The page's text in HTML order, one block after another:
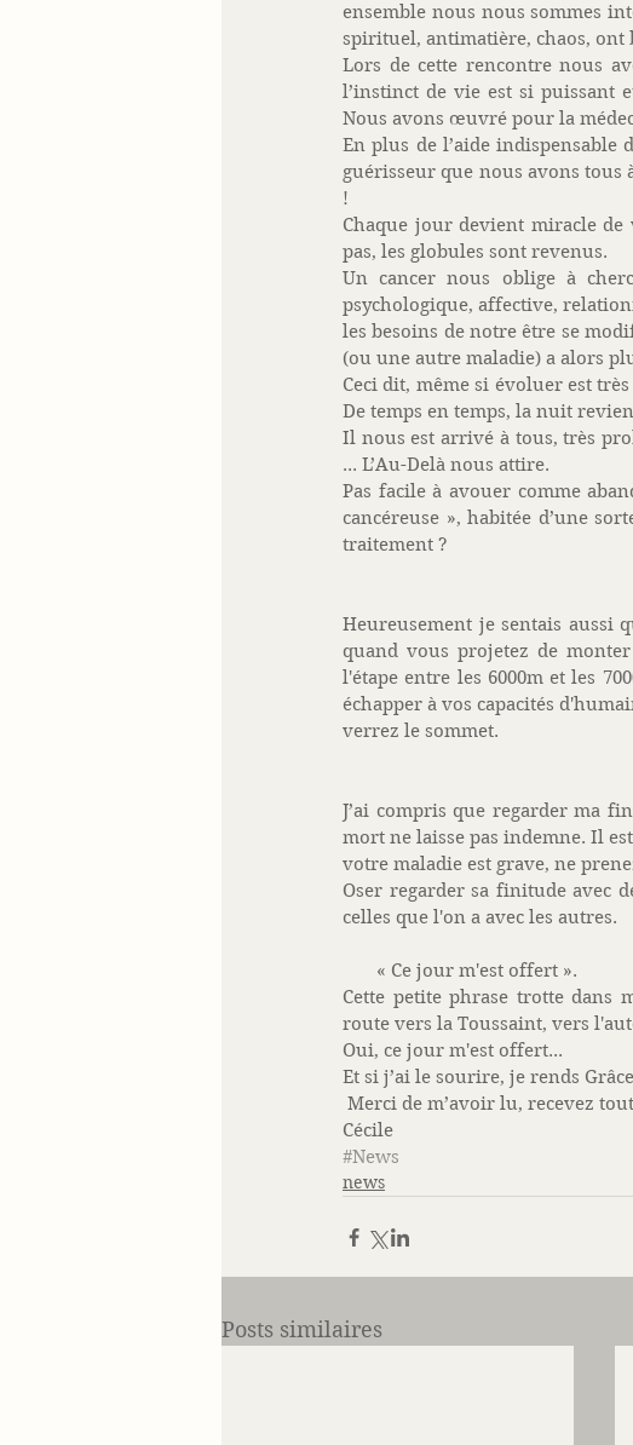
ensemble nous nous sommes
spirituel, antimatière, chaos, ont
Lors de cette rencontre nous
l’instinct de vie est si puissant
Nous avons œuvré pour la
En plus de l’aide indispensable
guérisseur que nous avons tous
!
Chaque jour devient miracle
pas, les globules sont revenus.
Un cancer nous oblige à
psychologique, affective,
les besoins de notre être se
(ou une autre maladie) a alors
Ceci dit, même si évoluer est
De temps en temps, la nuit
Il nous est arrivé à tous, très
... L’Au-Delà nous attire.
Pas facile à avouer comme
cancéreuse », habitée d’une
traitement ?
Heureusement je sentais aussi
quand vous projetez de
l'étape entre les 6000m et les
échapper à vos capacités
verrez le sommet.
J’ai compris que regarder ma
mort ne laisse pas indemne. Il
votre maladie est grave, ne
Oser regarder sa finitude avec
celles que l'on a avec les autres.
       « Ce jour m'est offert ».
Cette petite phrase trotte dans
route vers la Toussaint, vers
Oui, ce jour m'est offert...
Et si j’ai le sourire, je rends
Merci de m’avoir lu, recevez
Cécile
#News
news
Posts similaires